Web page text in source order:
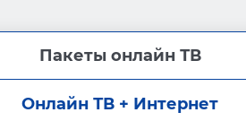
Пакеты онлайн ТВ
Онлайн ТВ + Интернет